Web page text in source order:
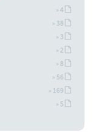
» 4
» 38
» 3
» 2
» 8
» 56
» 169
» 5